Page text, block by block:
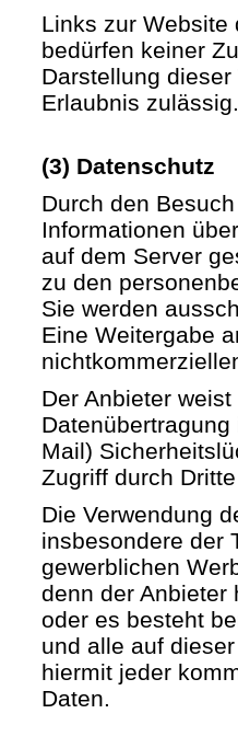
Links zur Website
bedürfen keiner
Darstellung
Erlaubnis zulässig.
(3) Datenschutz
Durch den
Informationen
auf dem Server
zu den
Sie werden
Eine Weitergabe
Der Anbieter
Mail)
Zugriff durch
Die Verwendung
insbesondere der
gewerblichen
denn der Anbieter
oder es besteht
und alle auf
hiermit jeder
Daten.